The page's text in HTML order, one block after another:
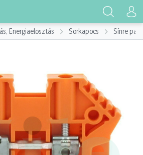
Energiaelosztás Sorkapocs Sínre